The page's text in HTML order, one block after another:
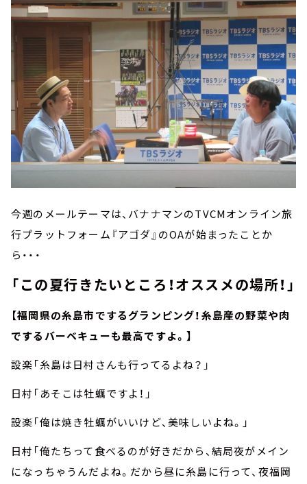
今週のメールテーマは、バナナマンのTVCMオンライン旅
行プラットフォーム『アゴダ』のOAが始まったことか
ら・・・
「この夏行きたいところ！オススメの場所！」
【福岡県の糸島市でするグランピング！糸島産の野菜や肉
でするバーベキューも最高ですよ。】
設楽「糸島は日村さんも行ってるよね？」
日村「あそこは牡蠣ですよ！」
設楽「俺は焼き牡蠣がいいけど、美味しいよね。」
日村「俺たちって食べるのが好きだから、結局夜がメイン
になっちゃうんだよね。だから昼に糸島に行って、夜福岡